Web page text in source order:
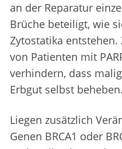
an der Reparatur
Brüche beteiligt, wie
Zytostatika
von Patienten mit
verhindern, dass
Erbgut selbst beheben.
Liegen zusätzlich
Genen BRCA1 oder